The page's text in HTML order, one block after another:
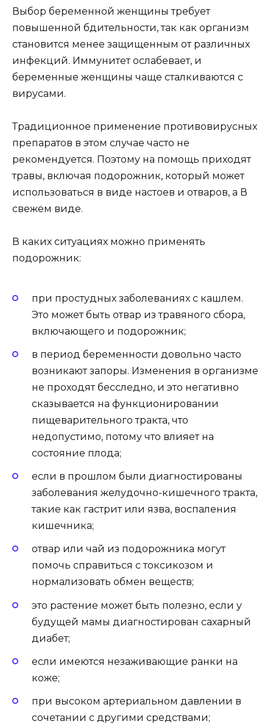
Выбор беременной женщины требует
повышенной бдительности, так как организм
становится менее защищенным от различных
инфекций. Иммунитет ослабевает, и
беременные женщины чаще сталкиваются с
вирусами.
Традиционное применение противовирусных
препаратов в этом случае часто не
рекомендуется. Поэтому на помощь приходят
травы, включая подорожник, который может
использоваться в виде настоев и отваров, а В
свежем виде.
В каких ситуациях можно применять
подорожник:
при простудных заболеваниях с кашлем.
Это может быть отвар из травяного сбора,
включающего и подорожник;
в период беременности довольно часто
возникают запоры. Изменения в организме
не проходят бесследно, и это негативно
сказывается на функционировании
пищеварительного тракта, что
недопустимо, потому что влияет на
состояние плода;
если в прошлом были диагностированы
заболевания желудочно-кишечного тракта,
такие как гастрит или язва, воспаления
кишечника;
отвар или чай из подорожника могут
помочь справиться с токсикозом и
нормализовать обмен веществ;
это растение может быть полезно, если у
будущей мамы диагностирован сахарный
диабет;
если имеются незаживающие ранки на
коже;
при высоком артериальном давлении в
сочетании с другими средствами;